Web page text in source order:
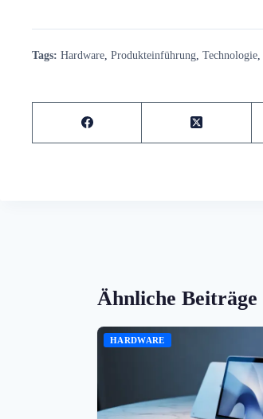
Tags: Hardware Produkteinführung Technologie
Ähnliche Beiträge
HARDWARE